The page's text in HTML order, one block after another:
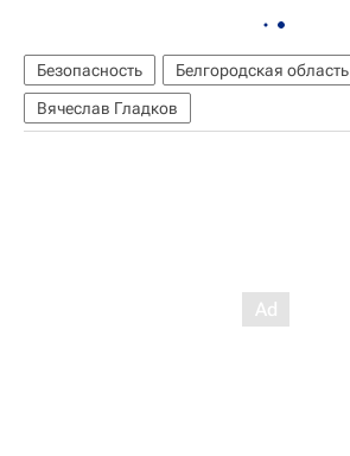
Безопасность
Белгородская область
Вячеслав Гладков